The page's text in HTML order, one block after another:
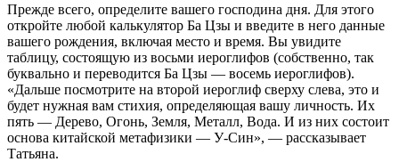
Прежде всего, определите вашего господина дня. Для этого
откройте любой калькулятор Ба Цзы и введите в него данные
вашего рождения, включая место и время. Вы увидите
таблицу, состоящую из восьми иероглифов (собственно, так
буквально и переводится Ба Цзы — восемь иероглифов).
«Дальше посмотрите на второй иероглиф сверху слева, это и
будет нужная вам стихия, определяющая вашу личность. Их
пять — Дерево, Огонь, Земля, Металл, Вода. И из них состоит
основа китайской метафизики — У-Син», — рассказывает
Татьяна.